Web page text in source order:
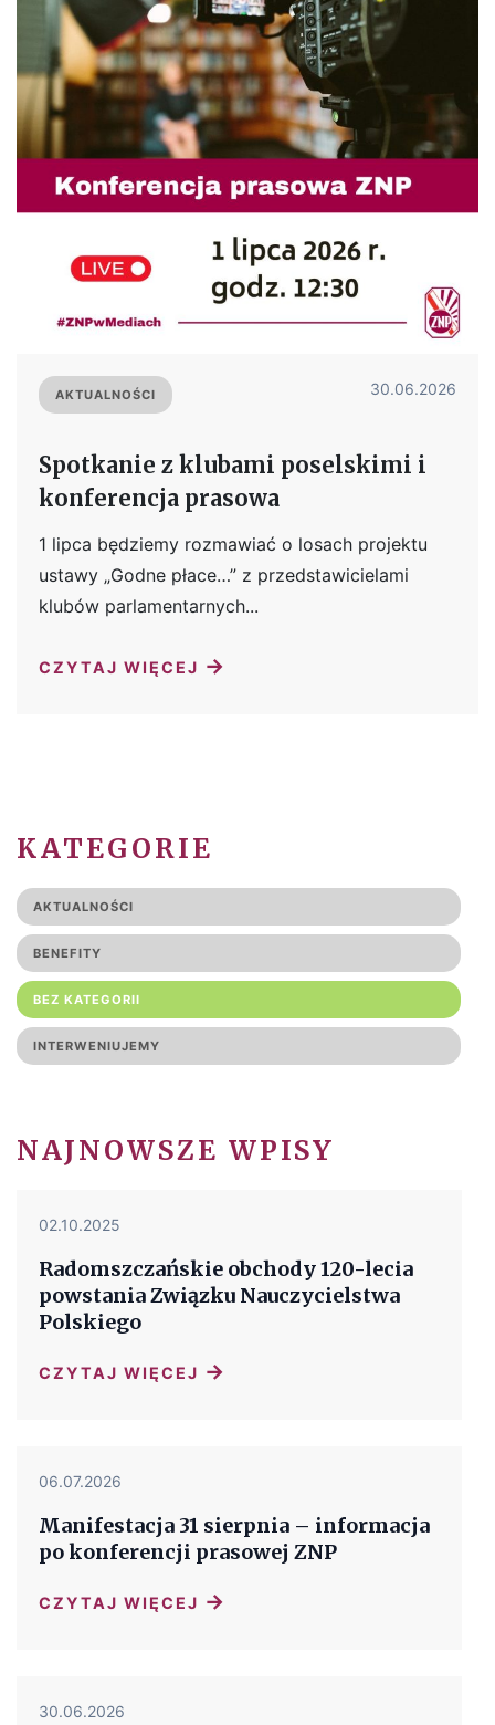
AKTUALNOŚCI 30.06.2026
Spotkanie z klubami poselskimi i
konferencja prasowa
1 lipca będziemy rozmawiać o losach projektu
ustawy „Godne płace…” z przedstawicielami
klubów parlamentarnych...
CZYTAJ WIĘCEJ →
KATEGORIE
AKTUALNOŚCI
BENEFITY
BEZ KATEGORII
INTERWENIUJEMY
NAJNOWSZE WPISY
02.10.2025
Radomszczańskie obchody 120-lecia
powstania Związku Nauczycielstwa
Polskiego
CZYTAJ WIĘCEJ →
06.07.2026
Manifestacja 31 sierpnia – informacja
po konferencji prasowej ZNP
CZYTAJ WIĘCEJ →
30.06.2026